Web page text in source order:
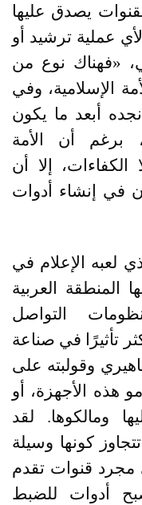
يصدق عليها
عملية ترشيد أو
«فهناك نوع من
الإسلامية، وفي
أبعد ما يكون
برغم أن الأمة
الكفاءات، إلا أن
في إنشاء أدوات
لعبه الإعلام في
المنطقة العربية
التواصل
تأثيرًا في صناعة
وقولبته على
هذه الأجهزة، أو
ومالكوها. لقد
كونها وسيلة
مجرد قنوات تقدم
أدوات للضبط